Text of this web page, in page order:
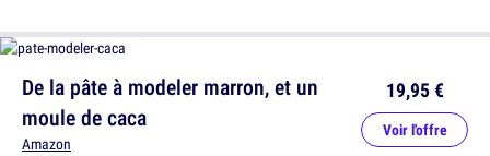
De la pâte à modeler marron, et un
moule de caca
Amazon
19,95 €
Voir l'offre